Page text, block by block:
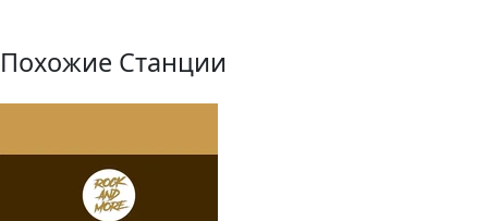
Похожие Станции